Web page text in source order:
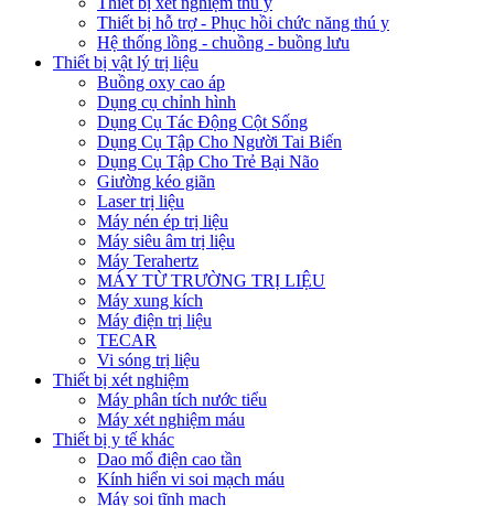
Thiết bị hỗ trợ - Phục hồi chức năng thú y
Hệ thống lồng - chuồng - buồng lưu
Thiết bị vật lý trị liệu
Buồng oxy cao áp
Dụng cụ chỉnh hình
Dụng Cụ Tác Động Cột Sống
Dụng Cụ Tập Cho Người Tai Biến
Dụng Cụ Tập Cho Trẻ Bại Não
Giường kéo giãn
Laser trị liệu
Máy nén ép trị liệu
Máy siêu âm trị liệu
Máy Terahertz
MÁY TỪ TRƯỜNG TRỊ LIỆU
Máy xung kích
Máy điện trị liệu
TECAR
Vi sóng trị liệu
Thiết bị xét nghiệm
Máy phân tích nước tiểu
Máy xét nghiệm máu
Thiết bị y tế khác
Dao mổ điện cao tần
Kính hiển vi soi mạch máu
Máy soi tĩnh mạch